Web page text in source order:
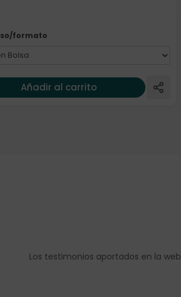
formato
Añadir al carrito
Los testimonios aportados en la